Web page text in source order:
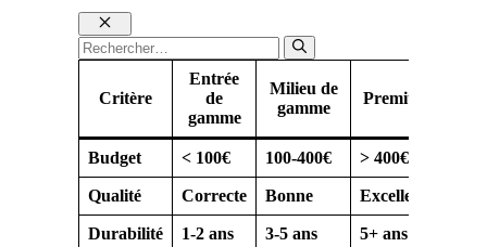
Fermer
Rechercher :
Critère
Entrée
de
gamme
Milieu de
gamme
Premium
Budget < 100€ 100-400€ > 400€
Qualité Correcte Bonne Excellente
Durabilité 1-2 ans 3-5 ans 5+ ans